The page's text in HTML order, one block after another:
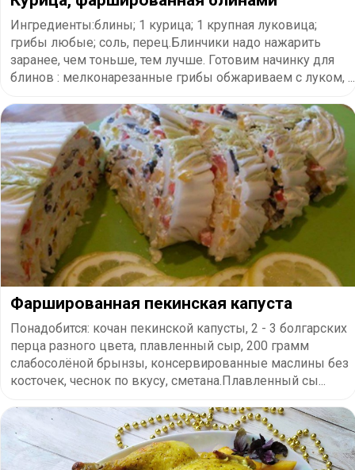
Ингредиенты:блины; 1 курица; 1 крупная луковица;
грибы любые; соль, перец.Блинчики надо нажарить
заранее, чем тоньше, тем лучше. Готовим начинку для
блинов : мелконарезанные грибы обжариваем с луком, ...
Фаршированная пекинская капуста
Понадобится: кочан пекинской капусты, 2 - 3 болгарских
перца разного цвета, плавленный сыр, 200 грамм
слабосолёной брынзы, консервированные маслины без
косточек, чеснок по вкусу, сметана.Плавленный сы...